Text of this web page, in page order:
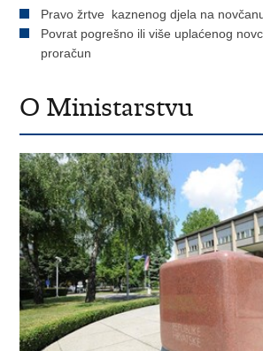
Pravo žrtve kaznenog djela na
Povrat pogrešno ili više uplaćenog
proračun
O Ministarstvu